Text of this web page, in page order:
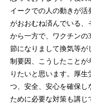
イークでの人の動きが活
がおおむね済んでいる、
から一方で、ワクチンの
節になりまして換気等が
制要因、こうしたことが
りたいと思います。厚
つ、安全、安心を確保し
ために必要な対策も講じ